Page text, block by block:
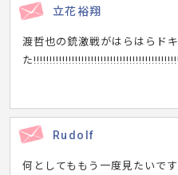
立花裕翔
渡哲也の銃激戦がはらはらド
た
Rudolf
何としてももう一度見たいで